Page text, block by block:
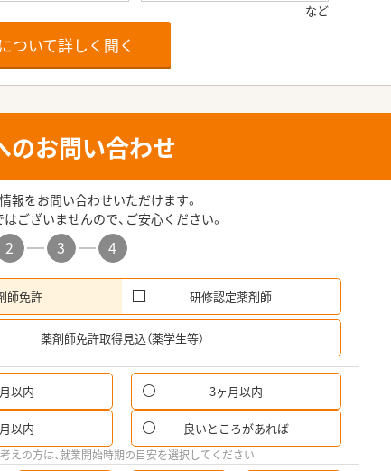
ついて詳しく聞く
のお問い合わせ
報をお問い合わせいただけます。
ございませんので、ご安心ください。
2 3 4
師免許 研修認定薬剤師
薬剤師免許取得見込（薬学生等）
以内 3ヶ月以内
以内 良いところがあれば
えの方は、就業開始時期の目安を選択してください